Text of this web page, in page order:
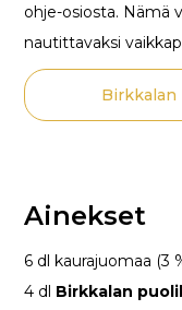
ohje-osiosta. Nämä
nautittavaksi
Birkkalan
Ainekset
6 dl kaurajuomaa (3
4 dl Birkkalan